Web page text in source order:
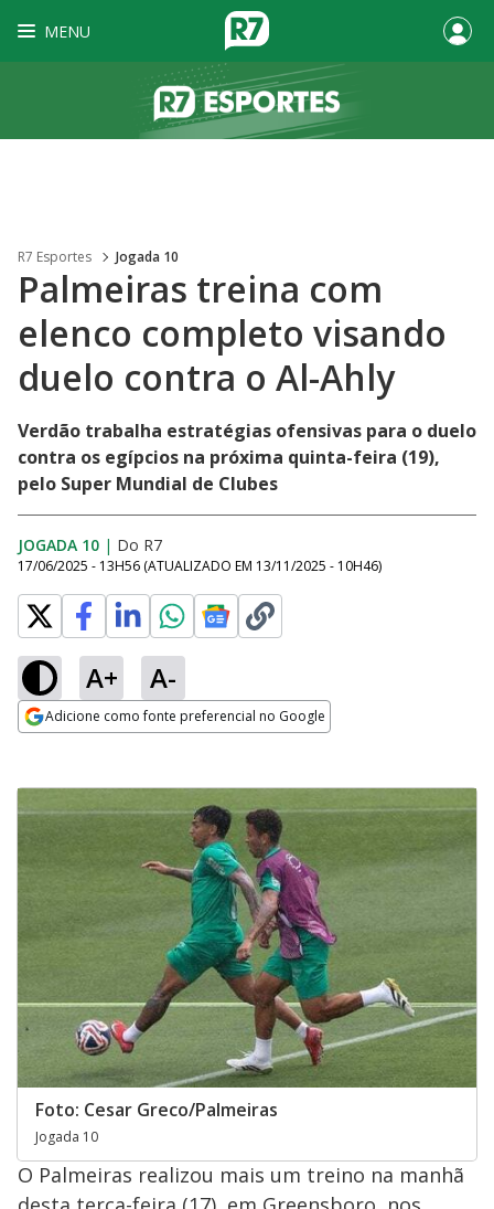
MENU
R7 Esportes Jogada 10
Palmeiras treina com
elenco completo visando
duelo contra o Al-Ahly
Verdão trabalha estratégias ofensivas para o duelo
contra os egípcios na próxima quinta-feira (19),
pelo Super Mundial de Clubes
JOGADA 10 | Do R7
17/06/2025 - 13H56 (ATUALIZADO EM 13/11/2025 - 10H46)
A+ A-
Adicione como fonte preferencial no Google
Foto: Cesar Greco/Palmeiras
Jogada 10
O Palmeiras realizou mais um treino na manhã